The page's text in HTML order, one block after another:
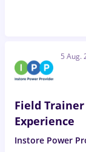
5 Aug.
Field
Experience
Instore Power